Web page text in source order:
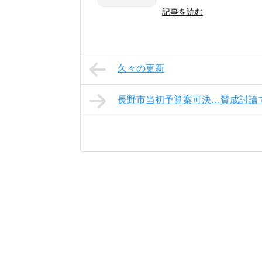
記事を読む
久々の更新
長野市当初予算案可決…賛成討論